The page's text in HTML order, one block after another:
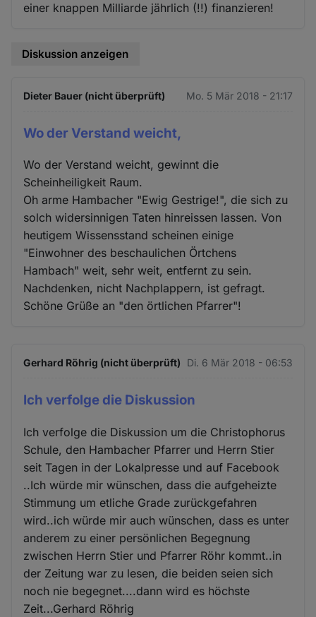
einer knappen Milliarde jährlich (!!) finanzieren!
Diskussion anzeigen
Dieter Bauer (nicht überprüft) Mo. 5 Mär 2018 - 21:17
Wo der Verstand weicht,
Wo der Verstand weicht, gewinnt die
Scheinheiligkeit Raum.
Oh arme Hambacher "Ewig Gestrige!", die sich zu
solch widersinnigen Taten hinreissen lassen. Von
heutigem Wissensstand scheinen einige
"Einwohner des beschaulichen Örtchens
Hambach" weit, sehr weit, entfernt zu sein.
Nachdenken, nicht Nachplappern, ist gefragt.
Schöne Grüße an "den örtlichen Pfarrer"!
Gerhard Röhrig (nicht überprüft) Di. 6 Mär 2018 - 06:53
Ich verfolge die Diskussion
Ich verfolge die Diskussion um die Christophorus
Schule, den Hambacher Pfarrer und Herrn Stier
seit Tagen in der Lokalpresse und auf Facebook
..Ich würde mir wünschen, dass die aufgeheizte
Stimmung um etliche Grade zurückgefahren
wird..ich würde mir auch wünschen, dass es unter
anderem zu einer persönlichen Begegnung
zwischen Herrn Stier und Pfarrer Röhr kommt..in
der Zeitung war zu lesen, die beiden seien sich
noch nie begegnet....dann wird es höchste
Zeit...Gerhard Röhrig